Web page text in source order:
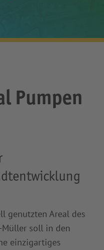
Pumpen
genutzten Areal des
Müller soll in den
einzigartiges